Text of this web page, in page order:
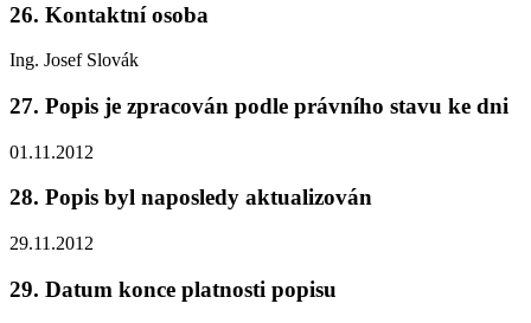
26. Kontaktní osoba
Ing. Josef Slovák
27. Popis je zpracován podle právního stavu ke dni
01.11.2012
28. Popis byl naposledy aktualizován
29.11.2012
29. Datum konce platnosti popisu